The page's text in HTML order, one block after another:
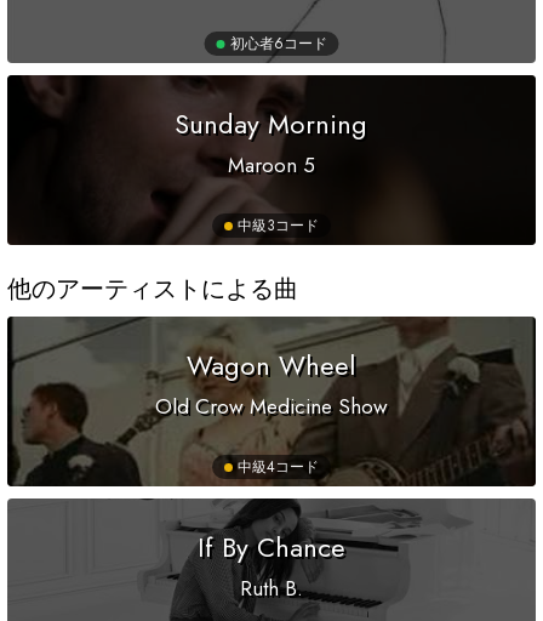
初心者6コード
Sunday Morning
Maroon 5
中級3コード
他のアーティストによる曲
Wagon Wheel
Old Crow Medicine Show
中級4コード
If By Chance
Ruth B.